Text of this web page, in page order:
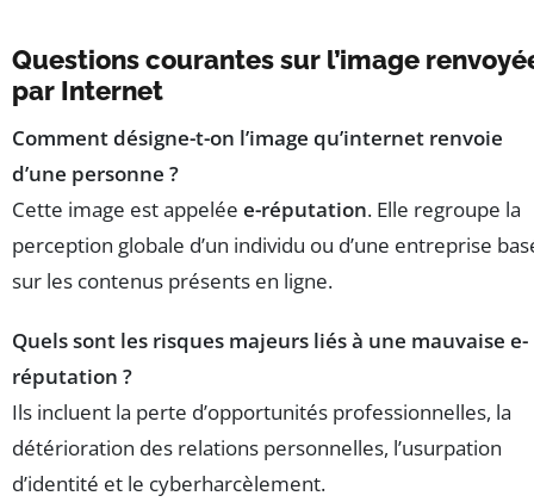
Questions courantes sur l’image
par Internet
Comment désigne-t-on l’image qu’internet renvoie
d’une personne ?
Cette image est appelée e-réputation. Elle regroupe la
perception globale d’un individu ou d’une entreprise
sur les contenus présents en ligne.
Quels sont les risques majeurs liés à une mauvaise e-
réputation ?
Ils incluent la perte d’opportunités professionnelles, la
détérioration des relations personnelles, l’usurpation
d’identité et le cyberharcèlement.